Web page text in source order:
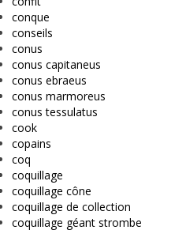
conque
conseils
conus
conus capitaneus
conus ebraeus
conus marmoreus
conus tessulatus
cook
copains
coq
coquillage
coquillage cône
coquillage de collection
coquillage géant strombe